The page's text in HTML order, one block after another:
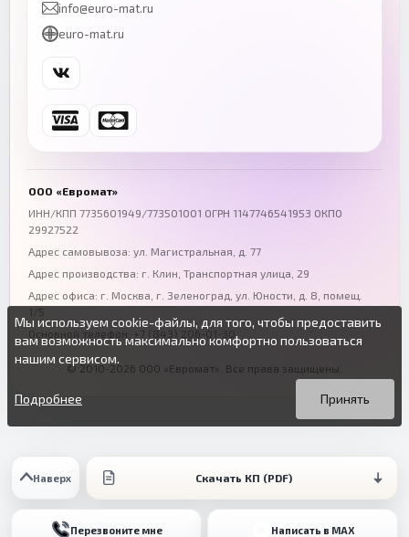
Наверх Скачать КП (PDF)
Перезвоните мне Написать в MAX
Челябинск
+7 (343) 300-99-67
Ростов-на-Дону
+7 (863) 333-50-75
Волгоград
+7 (844) 261-36-12
Омск
info@euro-mat.ru
euro-mat.ru
ООО «Евромат»
ИНН/КПП 7735601949/773501001 ОГРН 1147746541953 ОКПО
29927522
Адрес самовывоза: ул. Магистральная, д. 77
Адрес производства: г. Клин, Транспортная улица, 29
Адрес офиса: г. Москва, г. Зеленоград ул. Юности, д. 8, помещ.
1/5
Основной телефон:
+7 (843) 206-01-30
© 2010-2026 ООО «Евромат». Все права защищены.
Мы используем cookie-файлы, для того, чтобы предоставить
вам возможность максимально комфортно пользоваться
нашим сервисом.
Вы можете подробнее прочитать о cookie-файлах в открытых
источниках или изменить настройки своего браузера.
Продолжая пользоваться данным сайтом без изменения
настроек вы даете согласие на использование ваших cookie-
Принять
Подробнее